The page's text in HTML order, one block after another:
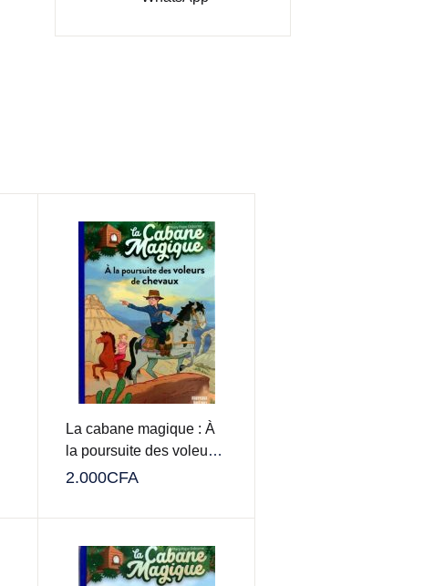
La cabane magique : À
la poursuite des voleurs
de chevaux
2.000CFA